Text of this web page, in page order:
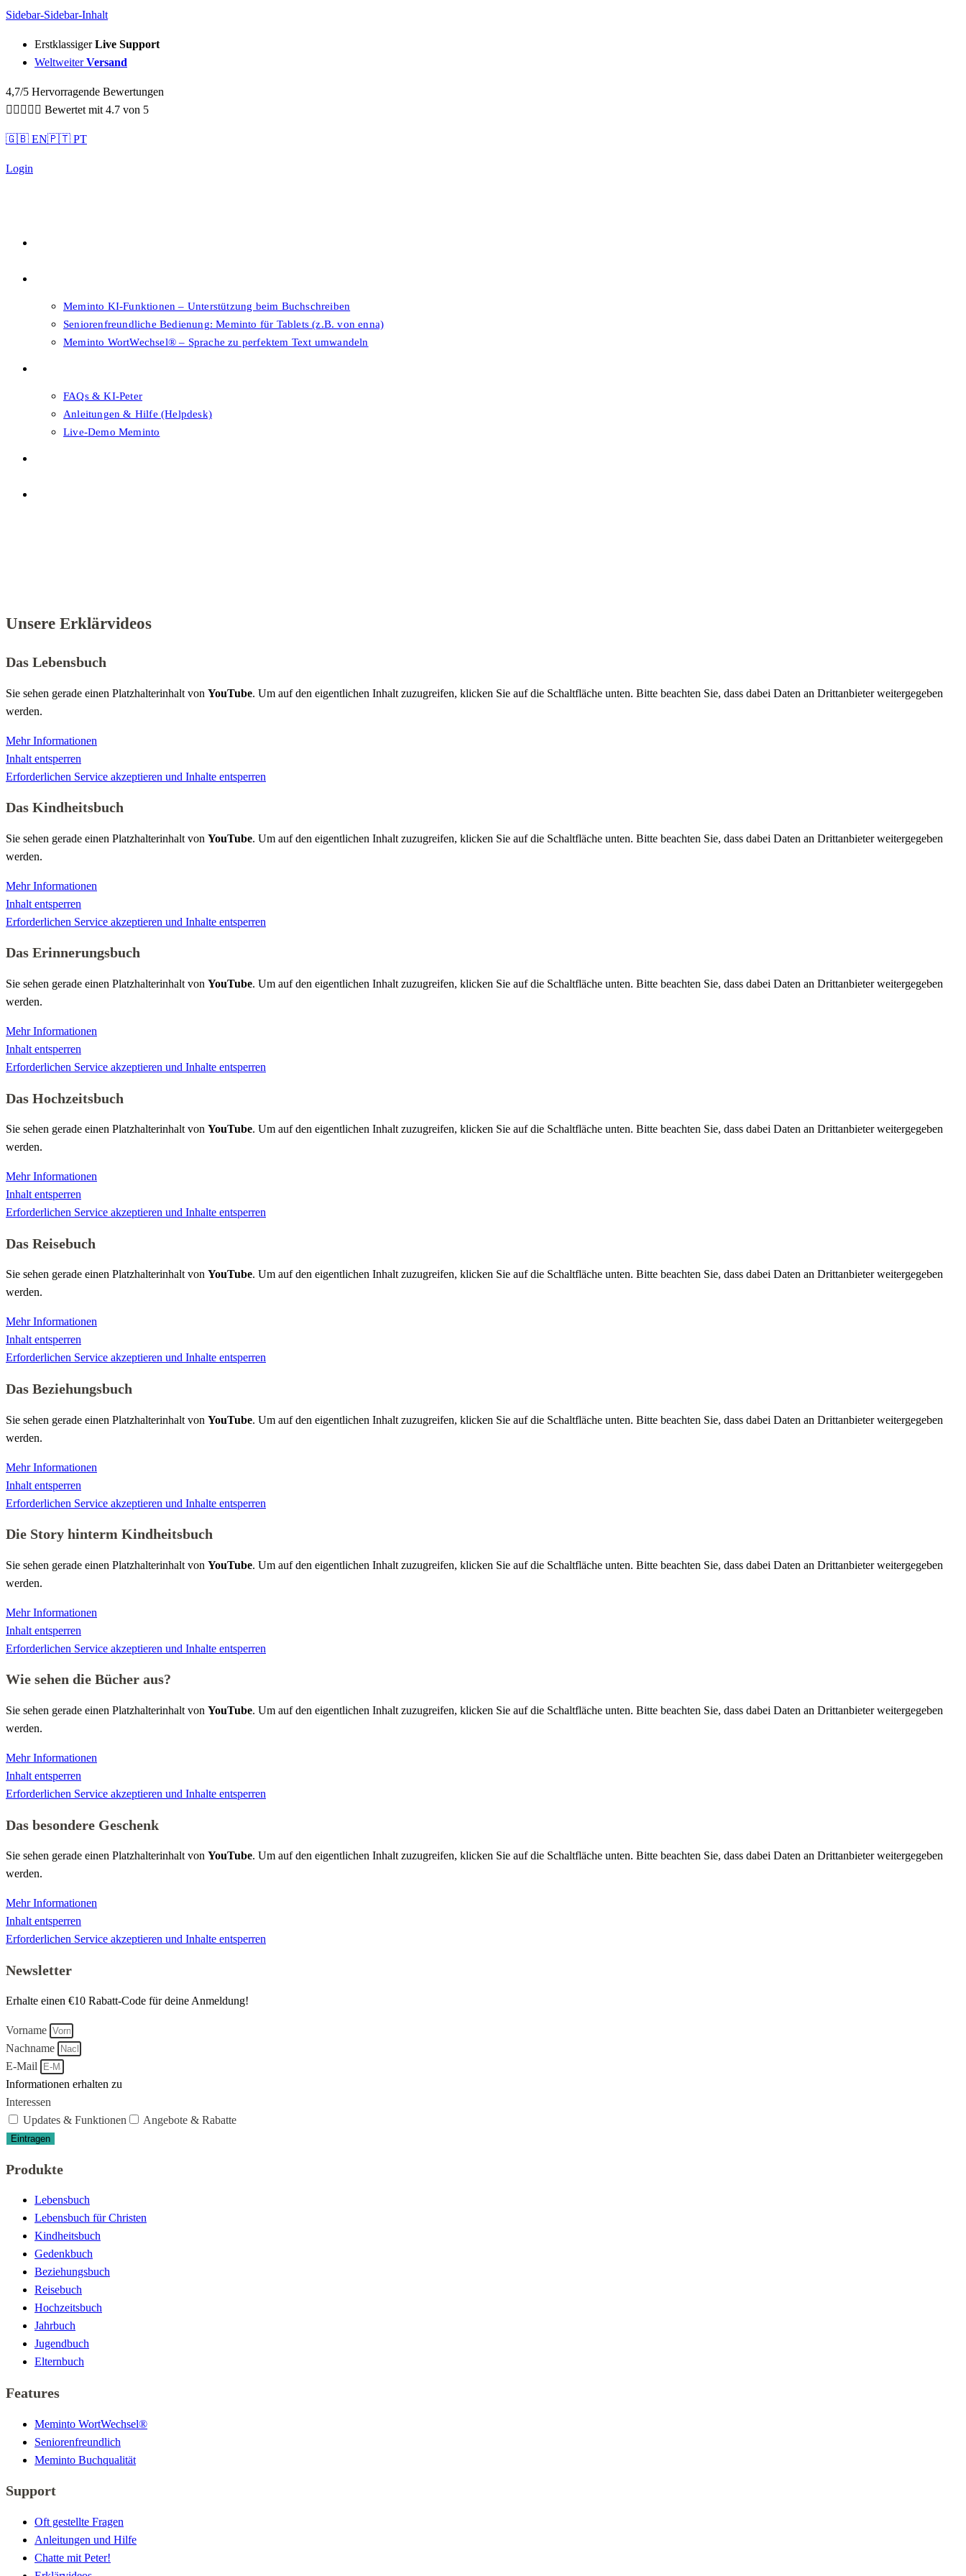
Sidebar-Sidebar-Inhalt
ErstklassigerLive Support
WeltweiterVersand
4,7/5 Hervorragende Bewertungen
     Bewertet mit 4.7 von 5
🇬🇧 EN🇵🇹 PT
Login
Meminto KI-Funktionen – Unterstützung beim Buchschreiben
Seniorenfreundliche Bedienung: Meminto für Tablets (z.B. von enna)
Meminto WortWechsel® – Sprache zu perfektem Text umwandeln
FAQs & KI-Peter
Anleitungen & Hilfe (Helpdesk)
Live-Demo Meminto
Unsere Erklärvideos
Das Lebensbuch
Sie sehen gerade einen Platzhalterinhalt von YouTube. Um auf den eigentlichen Inhalt zuzugreifen, klicken Sie auf die Schaltfläche unten. Bitte beachten Sie, dass dabei Daten an Drittanbieter weitergegeben
werden.
Mehr Informationen
Inhalt entsperren
Erforderlichen Service akzeptieren und Inhalte entsperren
Das Kindheitsbuch
Sie sehen gerade einen Platzhalterinhalt von YouTube. Um auf den eigentlichen Inhalt zuzugreifen, klicken Sie auf die Schaltfläche unten. Bitte beachten Sie, dass dabei Daten an Drittanbieter weitergegeben
werden.
Mehr Informationen
Inhalt entsperren
Erforderlichen Service akzeptieren und Inhalte entsperren
Das Erinnerungsbuch
Sie sehen gerade einen Platzhalterinhalt von YouTube. Um auf den eigentlichen Inhalt zuzugreifen, klicken Sie auf die Schaltfläche unten. Bitte beachten Sie, dass dabei Daten an Drittanbieter weitergegeben
werden.
Mehr Informationen
Inhalt entsperren
Erforderlichen Service akzeptieren und Inhalte entsperren
Das Hochzeitsbuch
Sie sehen gerade einen Platzhalterinhalt von YouTube. Um auf den eigentlichen Inhalt zuzugreifen, klicken Sie auf die Schaltfläche unten. Bitte beachten Sie, dass dabei Daten an Drittanbieter weitergegeben
werden.
Mehr Informationen
Inhalt entsperren
Erforderlichen Service akzeptieren und Inhalte entsperren
Das Reisebuch
Sie sehen gerade einen Platzhalterinhalt von YouTube. Um auf den eigentlichen Inhalt zuzugreifen, klicken Sie auf die Schaltfläche unten. Bitte beachten Sie, dass dabei Daten an Drittanbieter weitergegeben
werden.
Mehr Informationen
Inhalt entsperren
Erforderlichen Service akzeptieren und Inhalte entsperren
Das Beziehungsbuch
Sie sehen gerade einen Platzhalterinhalt von YouTube. Um auf den eigentlichen Inhalt zuzugreifen, klicken Sie auf die Schaltfläche unten. Bitte beachten Sie, dass dabei Daten an Drittanbieter weitergegeben
werden.
Mehr Informationen
Inhalt entsperren
Erforderlichen Service akzeptieren und Inhalte entsperren
Die Story hinterm Kindheitsbuch
Sie sehen gerade einen Platzhalterinhalt von YouTube. Um auf den eigentlichen Inhalt zuzugreifen, klicken Sie auf die Schaltfläche unten. Bitte beachten Sie, dass dabei Daten an Drittanbieter weitergegeben
werden.
Mehr Informationen
Inhalt entsperren
Erforderlichen Service akzeptieren und Inhalte entsperren
Wie sehen die Bücher aus?
Sie sehen gerade einen Platzhalterinhalt von YouTube. Um auf den eigentlichen Inhalt zuzugreifen, klicken Sie auf die Schaltfläche unten. Bitte beachten Sie, dass dabei Daten an Drittanbieter weitergegeben
werden.
Mehr Informationen
Inhalt entsperren
Erforderlichen Service akzeptieren und Inhalte entsperren
Das besondere Geschenk
Sie sehen gerade einen Platzhalterinhalt von YouTube. Um auf den eigentlichen Inhalt zuzugreifen, klicken Sie auf die Schaltfläche unten. Bitte beachten Sie, dass dabei Daten an Drittanbieter weitergegeben
werden.
Mehr Informationen
Inhalt entsperren
Erforderlichen Service akzeptieren und Inhalte entsperren
Newsletter
Erhalte einen €10 Rabatt-Code für deine Anmeldung!
Vorname
Nachname
E-Mail
Informationen erhalten zu
Interessen
Updates & Funktionen
Angebote & Rabatte
Eintragen
Produkte
Lebensbuch
Lebensbuch für Christen
Kindheitsbuch
Gedenkbuch
Beziehungsbuch
Reisebuch
Hochzeitsbuch
Jahrbuch
Jugendbuch
Elternbuch
Features
Meminto WortWechsel®
Seniorenfreundlich
Meminto Buchqualität
Support
Oft gestellte Fragen
Anleitungen und Hilfe
Chatte mit Peter!